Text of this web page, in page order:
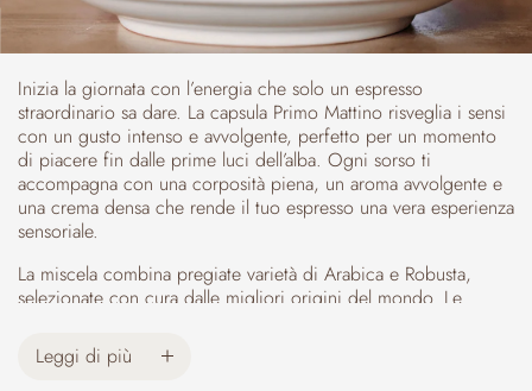
Inizia la giornata con l’energia che solo un espresso
straordinario sa dare. La capsula Primo Mattino risveglia i sensi
con un gusto intenso e avvolgente, perfetto per un momento
di piacere fin dalle prime luci dell’alba. Ogni sorso ti
accompagna con una corposità piena, un aroma avvolgente e
una crema densa che rende il tuo espresso una vera esperienza
sensoriale.
La miscela combina pregiate varietà di Arabica e Robusta,
selezionate con cura dalle migliori origini del mondo. Le
del Burundi, offrendo note floreali e fruttate, e dalle
piantagioni della Cina e del Brasile, che aggiungono dolcezza,
Leggi di più